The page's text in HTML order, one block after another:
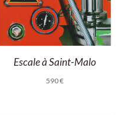
Escale à Saint-Malo
590€